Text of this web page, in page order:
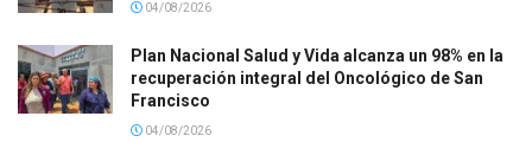
04/08/2026
Plan Nacional Salud y Vida alcanza un 98% en la
recuperación integral del Oncológico de San
Francisco
04/08/2026